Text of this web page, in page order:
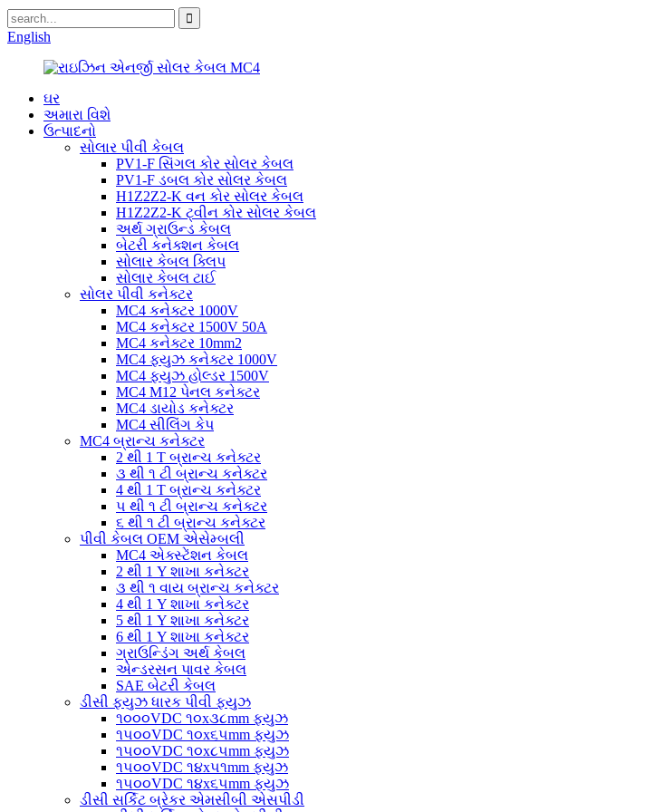
English
ઘર
અમારા વિશે
ઉત્પાદનો
સોલાર પીવી કેબલ
PV1-F સિંગલ કોર સોલર કેબલ
PV1-F ડબલ ​​કોર સોલર કેબલ
H1Z2Z2-K વન કોર સોલર કેબલ
H1Z2Z2-K ટ્વીન કોર સોલર કેબલ
અર્થ ગ્રાઉન્ડ કેબલ
બેટરી કનેક્શન કેબલ
સોલાર કેબલ ક્લિપ
સોલાર કેબલ ટાઈ
સોલર પીવી કનેક્ટર
MC4 કનેક્ટર 1000V
MC4 કનેક્ટર 1500V 50A
MC4 કનેક્ટર 10mm2
MC4 ફ્યુઝ કનેક્ટર 1000V
MC4 ફ્યુઝ હોલ્ડર 1500V
MC4 M12 પેનલ કનેક્ટર
MC4 ડાયોડ કનેક્ટર
MC4 સીલિંગ કેપ
MC4 બ્રાન્ચ કનેક્ટર
2 થી 1 T બ્રાન્ચ કનેક્ટર
૩ થી ૧ ટી બ્રાન્ચ કનેક્ટર
4 થી 1 T બ્રાન્ચ કનેક્ટર
૫ થી ૧ ટી બ્રાન્ચ કનેક્ટર
૬ થી ૧ ટી બ્રાન્ચ કનેક્ટર
પીવી કેબલ OEM એસેમ્બલી
MC4 એક્સ્ટેંશન કેબલ
2 થી 1 Y શાખા કનેક્ટર
૩ થી ૧ વાય બ્રાન્ચ કનેક્ટર
4 થી 1 Y શાખા કનેક્ટર
5 થી 1 Y શાખા કનેક્ટર
6 થી 1 Y શાખા કનેક્ટર
ગ્રાઉન્ડિંગ અર્થ કેબલ
એન્ડરસન પાવર કેબલ
SAE બેટરી કેબલ
ડીસી ફ્યુઝ ધારક પીવી ફ્યુઝ
૧૦૦૦VDC ૧૦x૩૮mm ફ્યુઝ
૧૫૦૦VDC ૧૦x૬૫mm ફ્યુઝ
૧૫૦૦VDC ૧૦x૮૫mm ફ્યુઝ
૧૫૦૦VDC ૧૪x૫૧mm ફ્યુઝ
૧૫૦૦VDC ૧૪x૬૫mm ફ્યુઝ
ડીસી સર્કિટ બ્રેકર એમસીબી એસપીડી